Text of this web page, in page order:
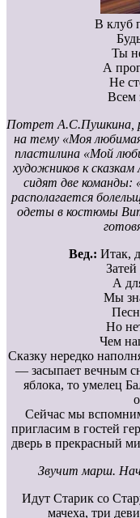
В клуб
Ты
А
Не
Всем
Потрет А.С.Пушкина,
на тему «Моя
пластилина «Мой
художников к
сидят две команды:
располагается
одеты в костюмы
Вед.: Итак,
А
Мы
Но
Чем
Сказку нередко
— засыпает вечным
яблока, то умелец
Сейчас мы
пригласим в гостей
дверь в прекрасный
Звучит марш.
Идут Старик со
мачеха, три